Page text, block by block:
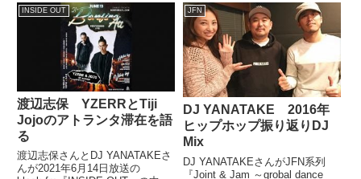
写真集『BONAFIDE -Soundtrack
of my life-』について話す中で、
写真集に掲載されているMummy-
D、BOSS THE MC、ZORN、
YOU THE ROCK★、OMSBが談
笑している写真について話してい
『Vultures 1』について話してい
ました。
INSIDE OUT
渡辺志保 YZERRとTiji
Jojoのアトランタ滞在を語
る
渡辺志保さんとDJ YANATAKEさ
んが2021年6月14日放送の
JFN
DJ YANATAKE 2016年
ヒップホップ振り返りDJ
Mix
DJ YANATAKEさんがJFN系列
『Joint & Jam ～grobal dance